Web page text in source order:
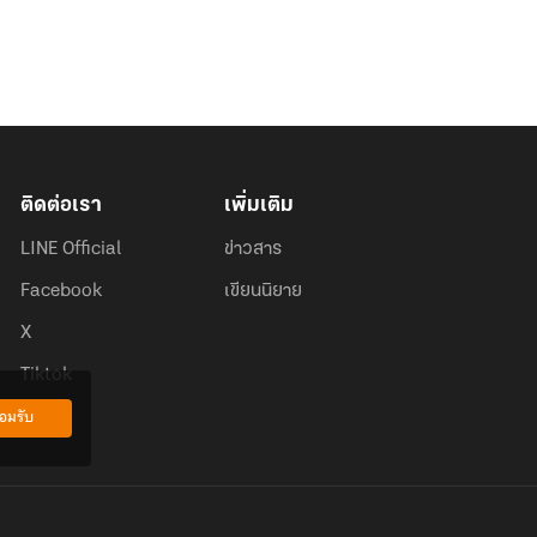
ติดต่อเรา
LINE Official
Facebook
X
Tiktok
เพิ่มเติม
ข่าวสาร
เขียนนิยาย
มรับ